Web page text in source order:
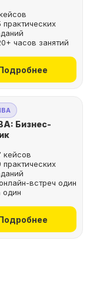
практических
часов занятий
Бизнес-
кейсов
практических
встреч один
один